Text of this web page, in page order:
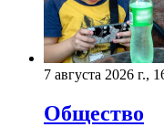
7 августа 2026 г.,
Общество